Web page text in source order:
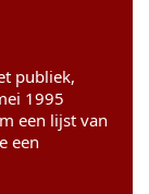
publiek,
1995
een lijst van
een